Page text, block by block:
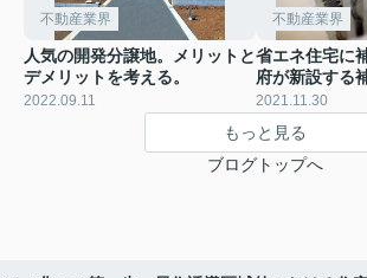
不動産業界
人気の開発分譲地。メリットと
デメリットを考える。
2022.09.11
不動産業界
省エネ住宅に
府が新設する
2021.11.30
もっと見る
ブログトップへ